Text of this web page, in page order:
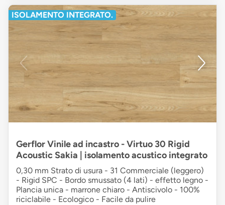
ISOLAMENTO INTEGRATO.
Gerflor Vinile ad incastro - Virtuo 30 Rigid
Acoustic Sakia | isolamento acustico integrato
0,30 mm Strato di usura - 31 Commerciale (leggero)
- Rigid SPC - Bordo smussato (4 lati) - effetto legno -
Plancia unica - marrone chiaro - Antiscivolo - 100%
riciclabile - Ecologico - Facile da pulire